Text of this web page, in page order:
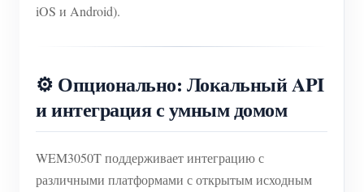
iOS и Android).
⚙️ Опционально: Локальный API
и интеграция с умным домом
WEM3050T поддерживает интеграцию с
различными платформами с открытым исходным